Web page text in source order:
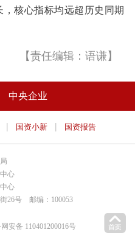
核心指标均远超历史同期
【责任编辑：语谦】
中央企业
| 国资小新 | 国资报告
心
心
26号 邮编：100053
安备 110401200016号